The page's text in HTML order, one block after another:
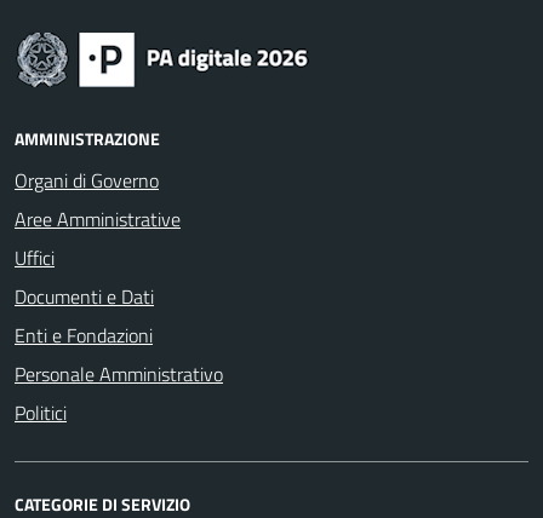
AMMINISTRAZIONE
Organi di Governo
Aree Amministrative
Uffici
Documenti e Dati
Enti e Fondazioni
Personale Amministrativo
Politici
CATEGORIE DI SERVIZIO